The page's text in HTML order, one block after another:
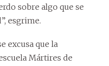
sobre algo que se
esgrime.
excusa que la
Mártires de